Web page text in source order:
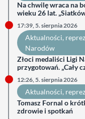
Na chwilę wraca na
wieku 26 lat.
17:39, 5. sierpnia 2026
Aktualności,
Narodów
Złoci medaliści Ligi
przygotowań. „Cały
12:26, 5. sierpnia 2026
Aktualności,
Tomasz Fornal o
zdrowie i spotkań